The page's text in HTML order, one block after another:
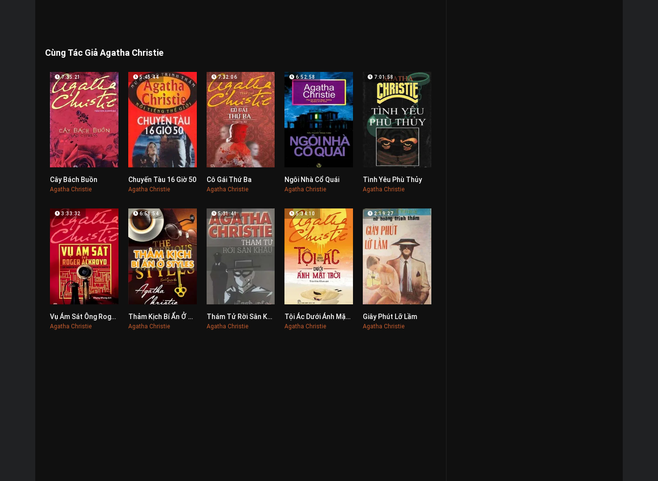
Cùng Tác Giả Agatha Christie
7:35:21
Cây Bách Buồn
Agatha Christie
0
5:45:44
Chuyến Tàu 16 Giờ 50
Agatha Christie
7:32:06
Cô Gái Thứ Ba
Agatha Christie
6:52:58
Ngôi Nhà Cổ Quái
Agatha Christie
7:01:58
Tình Yêu Phù Thủy
Agatha Christie
0
3:33:32
Vụ Ám Sát Ông Roger Ackroyd
Agatha Christie
0
6:58:54
Thảm Kịch Bí Ẩn Ở Styles
Agatha Christie
0
5:31:41
Thám Tử Rời Sân Khấu
Agatha Christie
0
5:34:10
Tội Ác Dưới Ánh Mặt Trời
Agatha Christie
2:19:27
Giây Phút Lỡ Lầm
Agatha Christie